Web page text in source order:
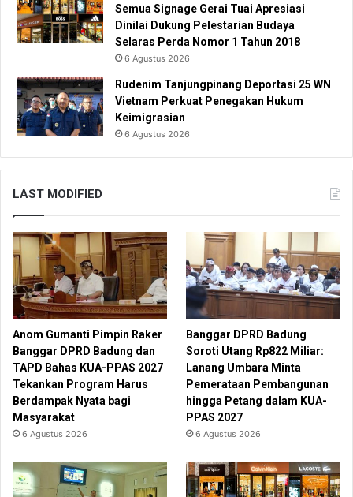
Semua Signage Gerai Tuai Apresiasi
Dinilai Dukung Pelestarian Budaya
Selaras Perda Nomor 1 Tahun 2018
6 Agustus 2026
Rudenim Tanjungpinang Deportasi 25 WN
Vietnam Perkuat Penegakan Hukum
Keimigrasian
6 Agustus 2026
LAST MODIFIED
Anom Gumanti Pimpin Raker
Banggar DPRD Badung dan
TAPD Bahas KUA-PPAS 2027
Tekankan Program Harus
Berdampak Nyata bagi
Masyarakat
6 Agustus 2026
Banggar DPRD Badung
Soroti Utang Rp822 Miliar:
Lanang Umbara Minta
Pemerataan Pembangunan
hingga Petang dalam KUA-
PPAS 2027
6 Agustus 2026